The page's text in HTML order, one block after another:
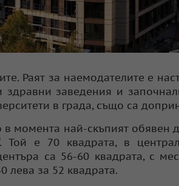
Раят за наемодателите е
заведения и
в града, също са
момента най-скъпият обявен
е 70 квадрата, в
са 56-60 квадрата, с
лева за 52 квадрата.